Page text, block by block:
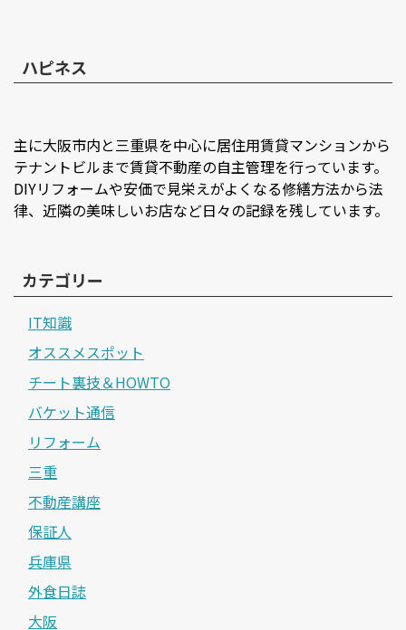
ハピネス
主に大阪市内と三重県を中心に居住用賃貸マンションから
テナントビルまで賃貸不動産の自主管理を行っています。
DIYリフォームや安価で見栄えがよくなる修繕方法から法
律、近隣の美味しいお店など日々の記録を残しています。
カテゴリー
IT知識
オススメスポット
チート裏技＆HOWTO
バケット通信
リフォーム
三重
不動産講座
保証人
兵庫県
外食日誌
大阪